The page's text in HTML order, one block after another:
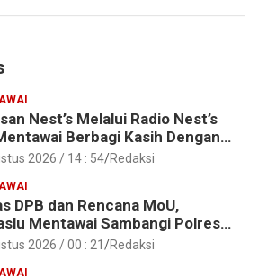
Nest’s Melalui Radio Nest’s
Berbagi Kasih Dengan
– Anak Asrama SMAN 2 Sipora
2026 / 14 : 54 Redaksi
DPB dan Rencana MoU,
Mentawai Sambangi Polres
2026 / 00 : 21 Redaksi